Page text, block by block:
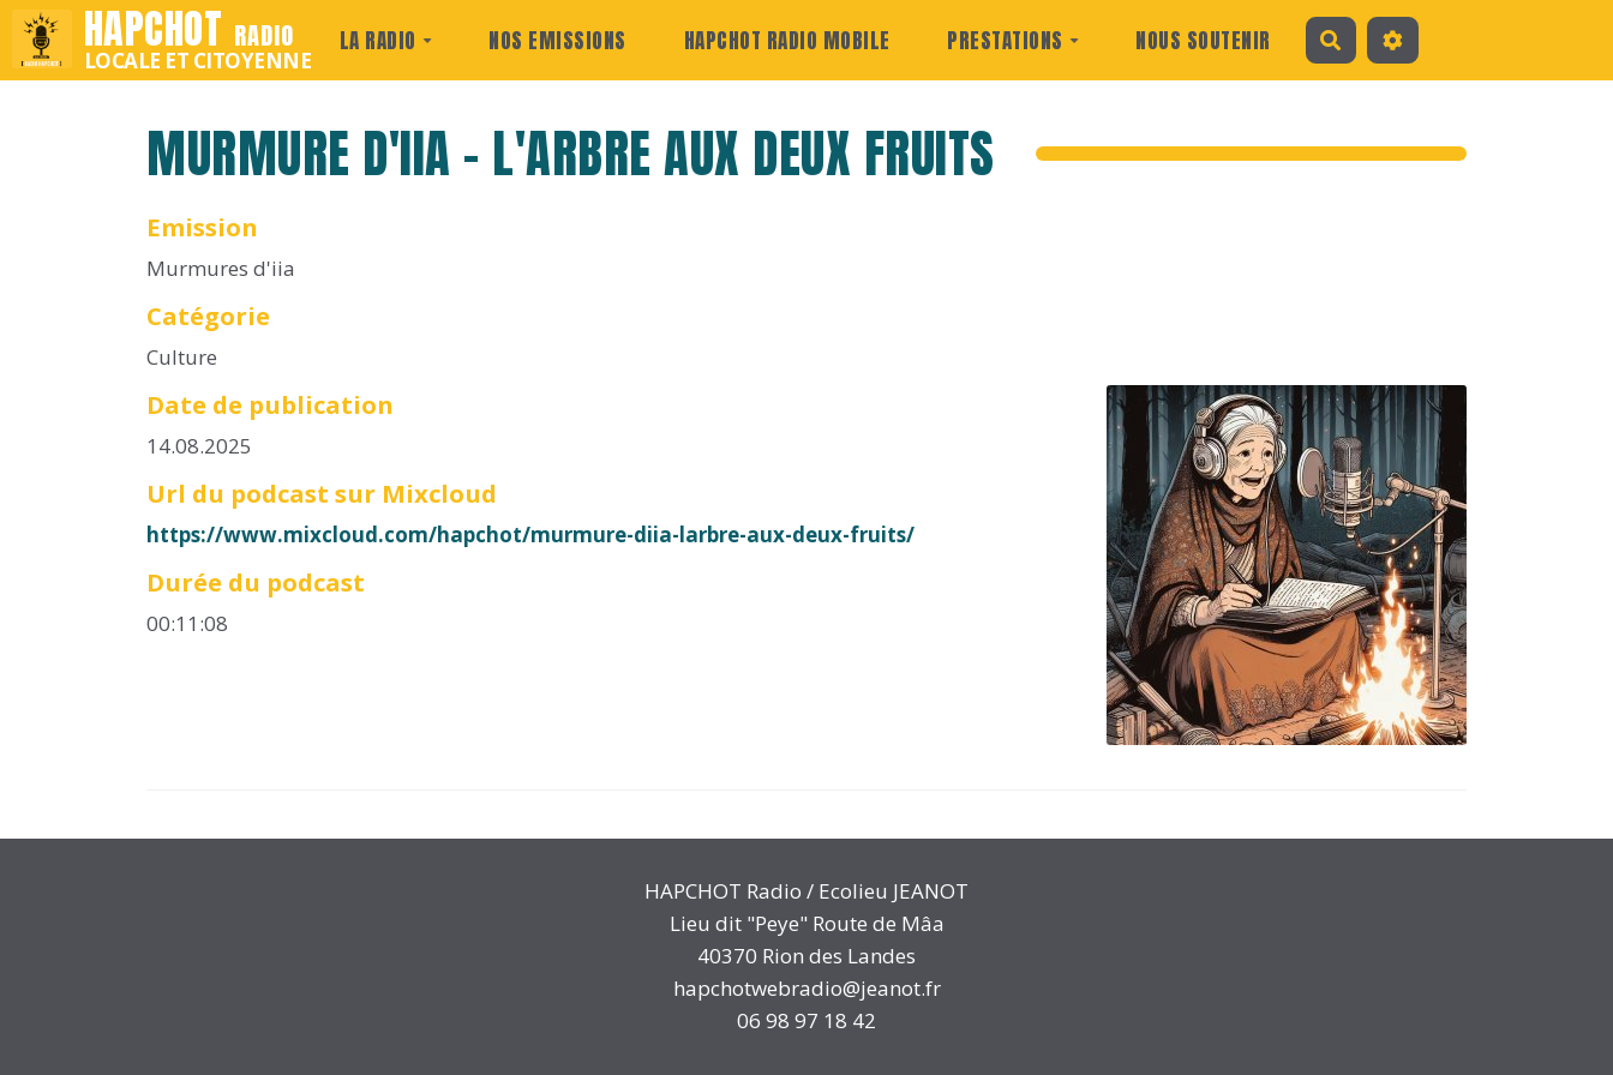
HAPCHOT RADIO
LOCALE ET CITOYENNE
LA RADIO NOS EMISSIONS HAPCHOT RADIO MOBILE PRESTATIONS NOUS SOUTENIR Rechercher
MURMURE D'IIA - L'ARBRE AUX DEUX FRUITS
Emission
Murmures d'iia
Catégorie
Culture
Date de publication
14.08.2025
Url du podcast sur Mixcloud
https://www.mixcloud.com/hapchot/murmure-diia-larbre-aux-deux-fruits/
Durée du podcast
00:11:08
HAPCHOT Radio / Ecolieu JEANOT
Lieu dit "Peye" Route de Mâa
40370 Rion des Landes
hapchotwebradio@jeanot.fr
06 98 97 18 42